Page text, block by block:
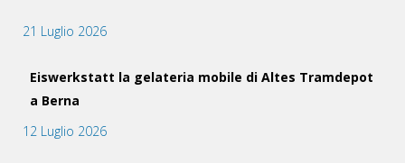
21 Luglio 2026
Eiswerkstatt la gelateria mobile di Altes Tramdepot
a Berna
12 Luglio 2026